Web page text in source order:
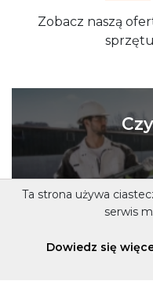
Zobacz naszą
Ta strona używa
serwis
Dowiedz się